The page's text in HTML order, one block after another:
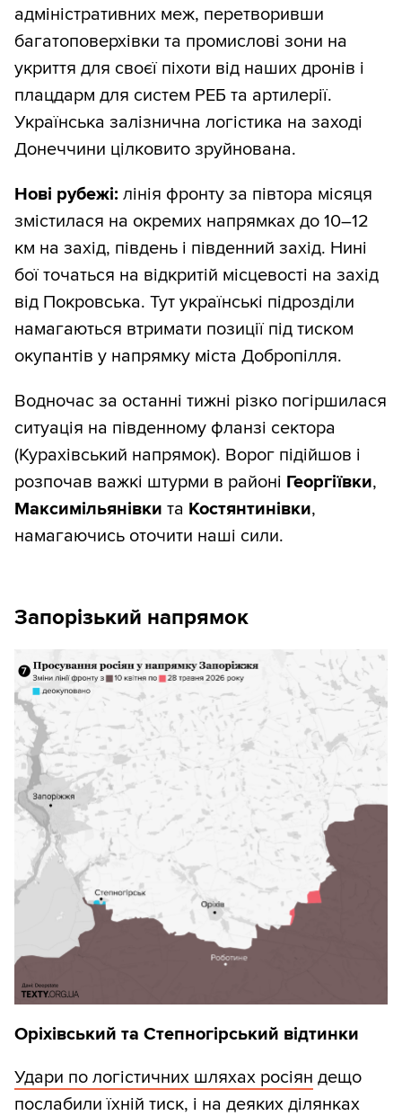
адміністративних меж, перетворивши
багатоповерхівки та промислові зони на
укриття для своєї піхоти від наших дронів і
плацдарм для систем РЕБ та артилерії.
Українська залізнична логістика на заході
Донеччини цілковито зруйнована.
Нові рубежі: лінія фронту за півтора місяця
змістилася на окремих напрямках до 10–12
км на захід, південь і південний захід. Нині
бої точаться на відкритій місцевості на захід
від Покровська. Тут українські підрозділи
намагаються втримати позиції під тиском
окупантів у напрямку міста Добропілля.
Водночас за останні тижні різко погіршилася
ситуація на південному фланзі сектора
(Курахівський напрямок). Ворог підійшов і
розпочав важкі штурми в районі Георгіївки,
Максимільянівки та Костянтинівки,
намагаючись оточити наші сили.
Запорізький напрямок
Оріхівський та Степногірський відтинки
Удари по логістичних шляхах росіян дещо
послабили їхній тиск, і на деяких ділянках